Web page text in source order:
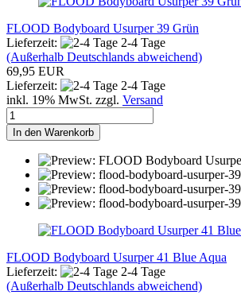
FLOOD Bodyboard Usurper 39 Grün
Lieferzeit:
2-4 Tage
(Außerhalb Deutschlands abweichend)
69,95 EUR
Lieferzeit:
2-4 Tage
inkl. 19% MwSt. zzgl. Versand
In den Warenkorb
FLOOD Bodyboard Usurper 41 Blue Aqua
Lieferzeit:
2-4 Tage
(Außerhalb Deutschlands abweichend)